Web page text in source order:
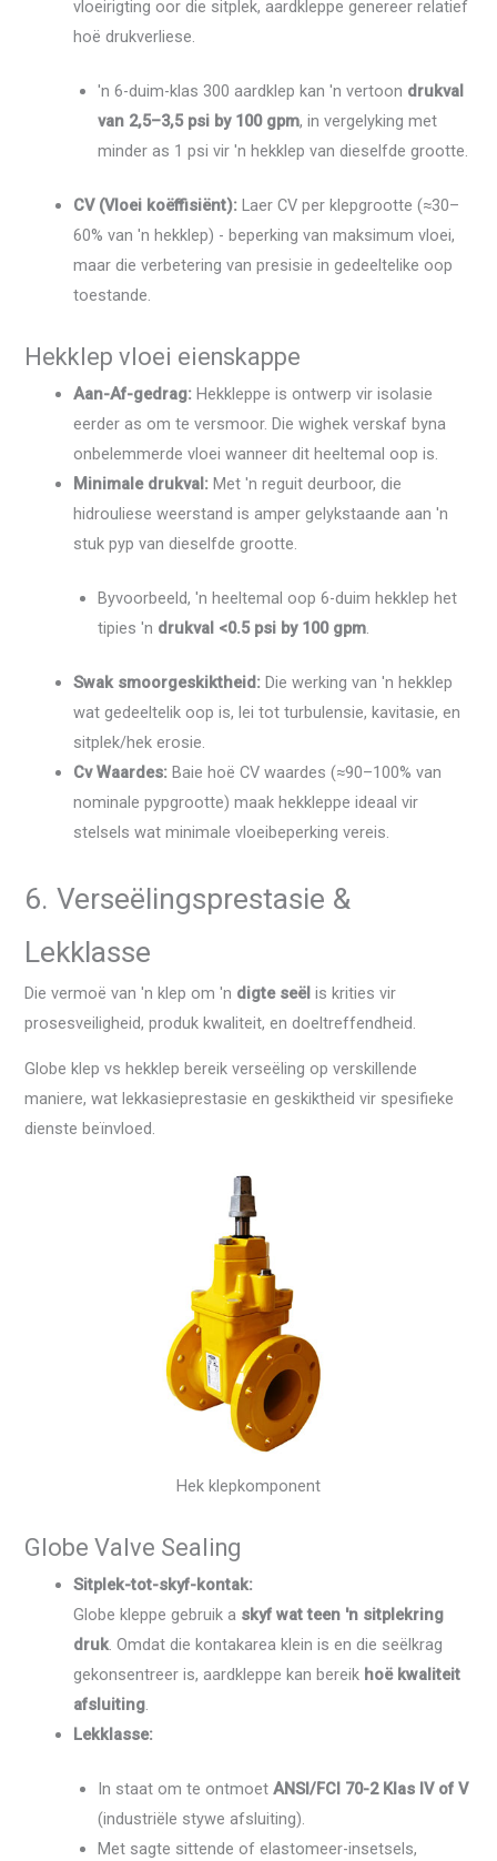
vloeirigting oor die sitplek, aardkleppe genereer relatief
hoë drukverliese.
'n 6-duim-klas 300 aardklep kan 'n vertoon drukval
van 2,5–3,5 psi by 100 gpm, in vergelyking met
minder as 1 psi vir 'n hekklep van dieselfde grootte.
CV (Vloei koëffisiënt): Laer CV per klepgrootte (≈30–
60% van 'n hekklep) - beperking van maksimum vloei,
maar die verbetering van presisie in gedeeltelike oop
toestande.
Hekklep vloei eienskappe
Aan-Af-gedrag: Hekkleppe is ontwerp vir isolasie
eerder as om te versmoor. Die wighek verskaf byna
onbelemmerde vloei wanneer dit heeltemal oop is.
Minimale drukval: Met 'n reguit deurboor, die
hidrouliese weerstand is amper gelykstaande aan 'n
stuk pyp van dieselfde grootte.
Byvoorbeeld, 'n heeltemal oop 6-duim hekklep het
tipies 'n drukval <0.5 psi by 100 gpm.
Swak smoorgeskiktheid: Die werking van 'n hekklep
wat gedeeltelik oop is, lei tot turbulensie, kavitasie, en
sitplek/hek erosie.
Cv Waardes: Baie hoë CV waardes (≈90–100% van
nominale pypgrootte) maak hekkleppe ideaal vir
stelsels wat minimale vloeibeperking vereis.
6. Verseëlingsprestasie &
Lekklasse
Die vermoë van 'n klep om 'n digte seël is krities vir
prosesveiligheid, produk kwaliteit, en doeltreffendheid.
Globe klep vs hekklep bereik verseëling op verskillende
maniere, wat lekkasieprestasie en geskiktheid vir spesifieke
dienste beïnvloed.
Hek klepkomponent
Globe Valve Sealing
Sitplek-tot-skyf-kontak:
Globe kleppe gebruik a skyf wat teen 'n sitplekring
druk. Omdat die kontakarea klein is en die seëlkrag
gekonsentreer is, aardkleppe kan bereik hoë kwaliteit
afsluiting.
Lekklasse:
In staat om te ontmoetANSI/FCI 70-2 Klas IV of V
(industriële stywe afsluiting).
Met sagte sittende of elastomeer-insetsels,